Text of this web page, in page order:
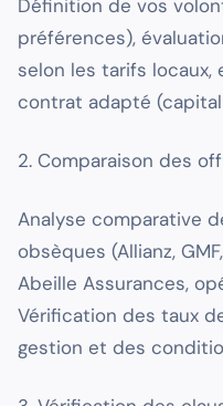
Définition de vos
préférences),
selon les tarifs
contrat adapté
2. Comparaison des
Analyse comparative
obsèques (Allianz,
Abeille Assurances,
Vérification des taux
gestion et des